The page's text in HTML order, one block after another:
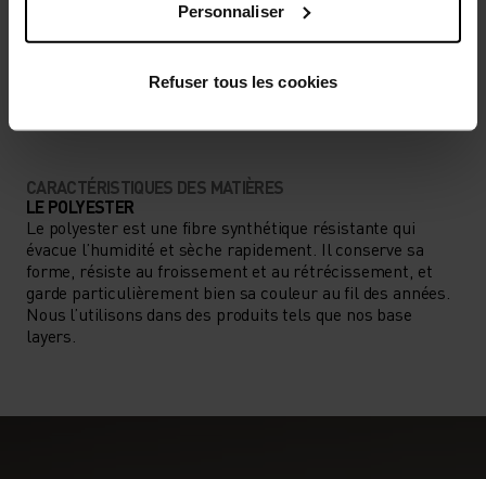
Personnaliser
Refuser tous les cookies
ACTIVITÉS À HAUTE INTENSITÉ
CARACTÉRISTIQUES DES MATIÈRES
LE POLYESTER
Le polyester est une fibre synthétique résistante qui
évacue l’humidité et sèche rapidement. Il conserve sa
forme, résiste au froissement et au rétrécissement, et
garde particulièrement bien sa couleur au fil des années.
Nous l’utilisons dans des produits tels que nos base
layers.